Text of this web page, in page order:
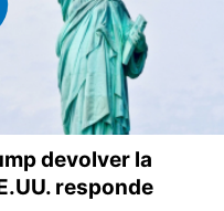
devolver la
responde